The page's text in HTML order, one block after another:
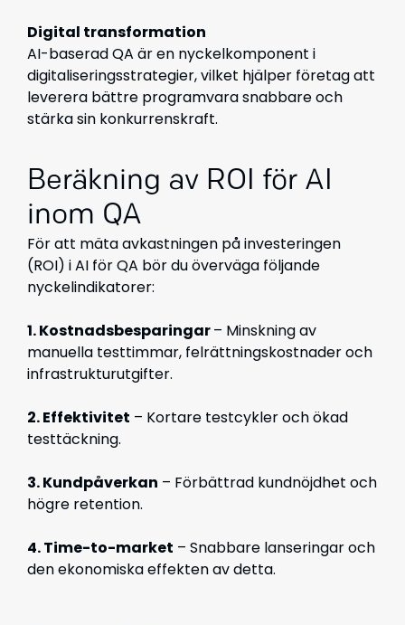
Digital transformation
AI-baserad QA är en nyckelkomponent i
digitaliseringsstrategier, vilket hjälper företag att
leverera bättre programvara snabbare och
stärka sin konkurrenskraft.
Beräkning av ROI för AI
inom QA
För att mäta avkastningen på investeringen
(ROI) i AI för QA bör du överväga följande
nyckelindikatorer:
1. Kostnadsbesparingar– Minskning av
manuella testtimmar, felrättningskostnader och
infrastrukturutgifter.
2. Effektivitet – Kortare testcykler och ökad
testtäckning.
3. Kundpåverkan – Förbättrad kundnöjdhet och
högre retention.
4. Time-to-market – Snabbare lanseringar och
den ekonomiska effekten av detta.